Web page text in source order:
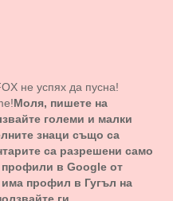
не успях да пусна!
Моля, пишете на
големи и малки
знаци също са
са разрешени само
профили в Google от
има профил в Гугъл на